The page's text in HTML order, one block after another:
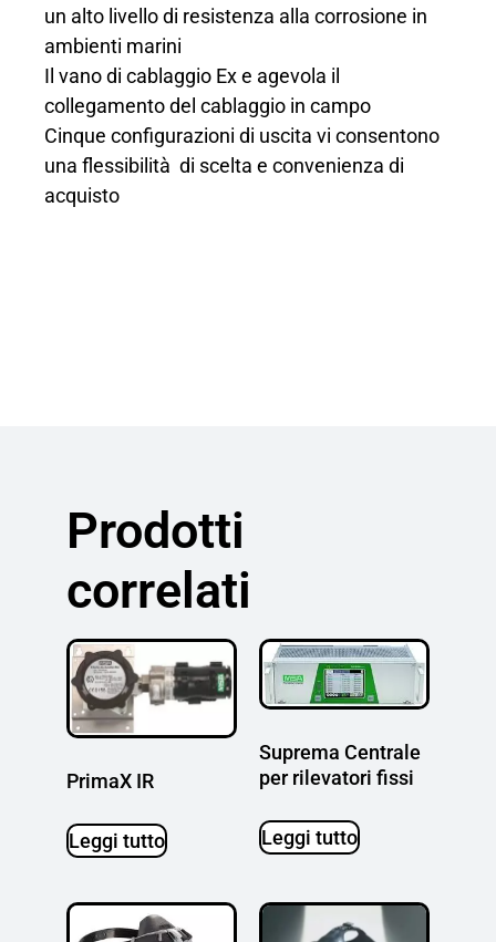
un alto livello di resistenza alla corrosione in
ambienti marini
Il vano di cablaggio Ex e agevola il
collegamento del cablaggio in campo
Cinque configurazioni di uscita vi consentono
una flessibilità di scelta e convenienza di
acquisto
Prodotti
correlati
PrimaX IR
Leggi tutto
Suprema Centrale
per rilevatori fissi
Leggi tutto